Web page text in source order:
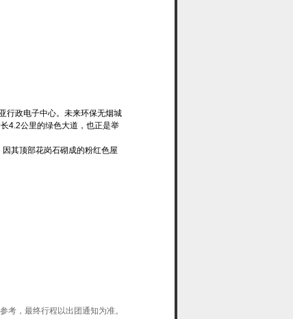
行政电子中心。未来环保无烟城
4.2公里的绿色大道，也正是举
其顶部花岗石砌成的粉红色屋
考，最终行程以出团通知为准。